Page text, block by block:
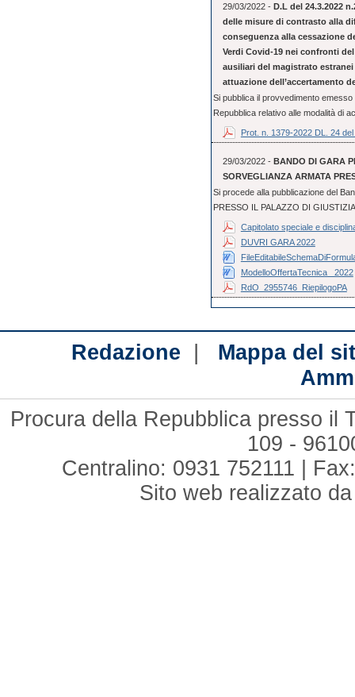
29/03/2022 - D.L del 24.3.2022
delle misure di contrasto alla
conseguenza alla cessazione
Verdi Covid-19 nei confronti
ausiliari del magistrato
attuazione dell’accertamento
Si pubblica il provvedimento
Repubblica relativo alle modalità di
Prot. n. 1379-2022 DL. 24
29/03/2022 - BANDO DI GARA
SORVEGLIANZA ARMATA
Si procede alla pubblicazione del
PRESSO IL PALAZZO DI
Capitolato speciale e
DUVRI GARA 2022
ModelloOffertaTecnica_ 2022
RdO_2955746_RiepilogoPA
Redazione | Mappa del
Procura della Repubblica presso il
109 -
Centralino: 0931 752111 |
Sito web realizzato